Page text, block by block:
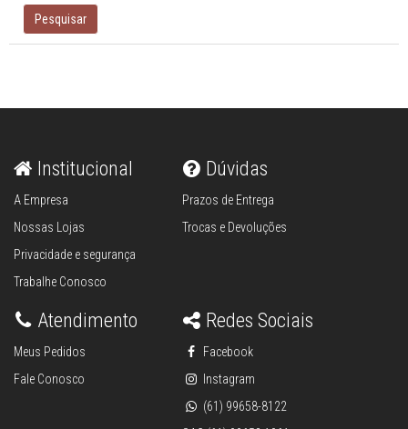
Pesquisar
Institucional
A Empresa
Nossas Lojas
Privacidade e segurança
Trabalhe Conosco
Dúvidas
Prazos de Entrega
Trocas e Devoluções
Atendimento
Meus Pedidos
Fale Conosco
Redes Sociais
Facebook
Instagram
(61) 99658-8122